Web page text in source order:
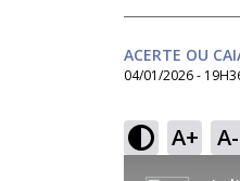
ACERTE OU
04/01/2026 -
A+ A-